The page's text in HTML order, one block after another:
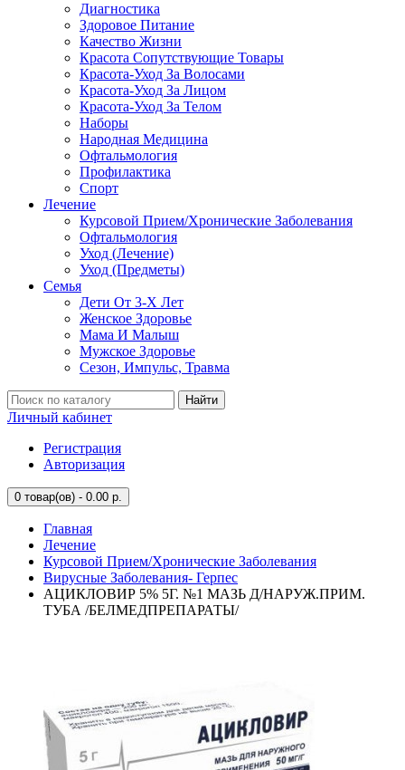
Диагностика
Здоровое Питание
Качество Жизни
Красота Сопутствующие Товары
Красота-Уход За Волосами
Красота-Уход За Лицом
Красота-Уход За Телом
Наборы
Народная Медицина
Офтальмология
Профилактика
Спорт
Лечение
Курсовой Прием/Хронические Заболевания
Офтальмология
Уход (Лечение)
Уход (Предметы)
Семья
Дети От 3-Х Лет
Женское Здоровье
Мама И Малыш
Мужское Здоровье
Сезон, Импульс, Травма
Найти
Личный кабинет
Регистрация
Авторизация
0 товар(ов) - 0.00 р.
Главная
Лечение
Курсовой Прием/Хронические Заболевания
Вирусные Заболевания- Герпес
АЦИКЛОВИР 5% 5Г. №1 МАЗЬ Д/НАРУЖ.ПРИМ.
ТУБА /БЕЛМЕДПРЕПАРАТЫ/